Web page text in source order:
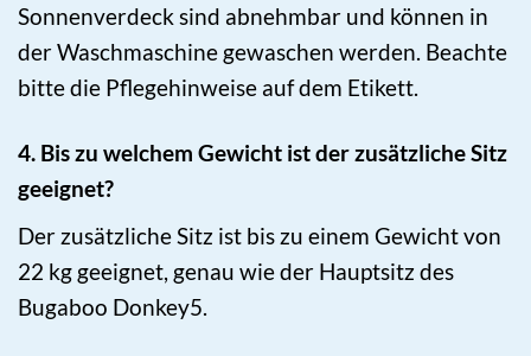
Sonnenverdeck sind abnehmbar und können in
der Waschmaschine gewaschen werden. Beachte
bitte die Pflegehinweise auf dem Etikett.
4. Bis zu welchem Gewicht ist der zusätzliche Sitz
geeignet?
Der zusätzliche Sitz ist bis zu einem Gewicht von
22 kg geeignet, genau wie der Hauptsitz des
Bugaboo Donkey5.